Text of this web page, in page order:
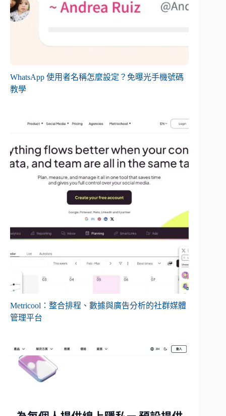
WhatsApp 使用者名稱怎麼設定？免曝光手機號碼
教學
Metricool：整合排程、數據與廣告分析的社群媒體
管理平台